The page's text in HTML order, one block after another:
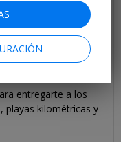
incl.
entregarte a los
playas kilométricas y